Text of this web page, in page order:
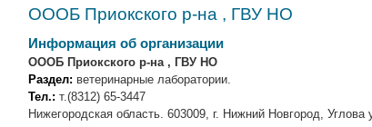
ОООБ Приокского р-на , ГВУ НО
Информация об организации
ОООБ Приокского р-на , ГВУ НО
Раздел: ветеринарные лаборатории.
Тел.: т.(8312) 65-3447
Нижегородская область. 603009, г. Нижний Новгород, Углова